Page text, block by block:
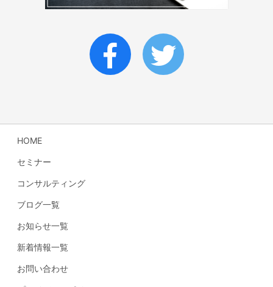
HOME
セミナー
コンサルティング
ブログ一覧
お知らせ一覧
新着情報一覧
お問い合わせ